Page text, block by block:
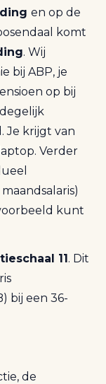
en op de
komt
. Wij
bij ABP, je
op bij
Je krijgt van
Verder
kunt
11. Dit
bij een 36-
de